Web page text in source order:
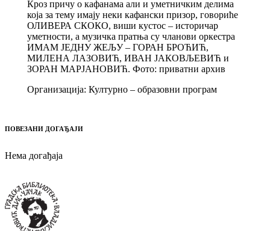
Кроз причу о кафанама али и уметничким делима
која за тему имају неки кафански призор, говориће
ОЛИВЕРА СКОКО, виши кустос – историчар
уметности, а музичка пратња су чланови оркестра
ИМАМ ЈЕДНУ ЖЕЉУ – ГОРАН БРОЋИЋ,
МИЛЕНА ЛАЗОВИЋ, ИВАН ЈАКОВЉЕВИЋ и
ЗОРАН МАРЈАНОВИЋ. Фото: приватни архив
Организација: Културно – образовни програм
ПОВЕЗАНИ ДОГАЂАЈИ
Нема догађаја